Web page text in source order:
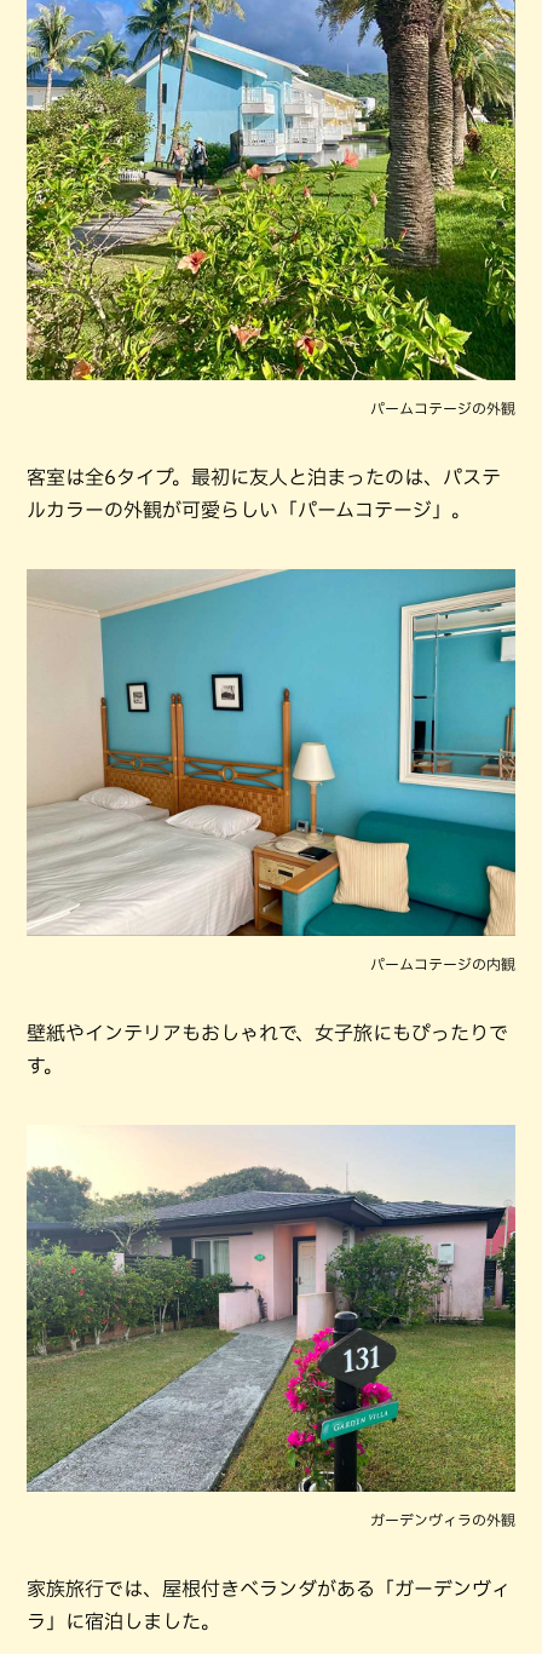
パームコテージの外観
客室は全6タイプ。最初に友人と泊まったのは、パステ
ルカラーの外観が可愛らしい「パームコテージ」。
パームコテージの内観
壁紙やインテリアもおしゃれで、女子旅にもぴったりで
す。
ガーデンヴィラの外観
家族旅行では、屋根付きベランダがある「ガーデンヴィ
ラ」に宿泊しました。